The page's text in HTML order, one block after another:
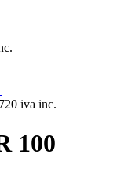
720 iva inc.
100